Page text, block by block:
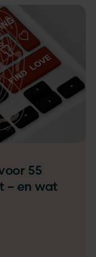
55
– en wat